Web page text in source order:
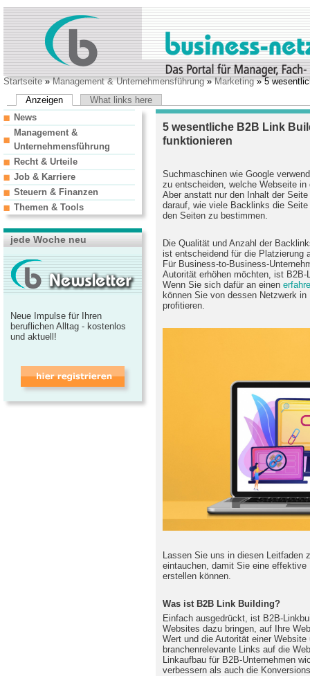
Startseite»Management & Unternehmensführung»Marketing» 5
Anzeigen
What links here
5 wesentliche B2B Link
funktionieren
Suchmaschinen wie Google
zu entscheiden, welche Webseite
Aber anstatt nur den Inhalt der
darauf, wie viele Backlinks die
den Seiten zu bestimmen.
Die Qualität und Anzahl der
ist entscheidend für die Platzierung
Für Business-to-Business-
Autorität erhöhen möchten, ist
Wenn Sie sich dafür an einen
können Sie von dessen Netzwerk
profitieren.
Lassen Sie uns in diesen Leitfaden
eintauchen, damit Sie eine
erstellen können.
Was ist B2B Link Building?
Einfach ausgedrückt, ist B2B-
Websites dazu bringen, auf Ihre
Wert und die Autorität einer
branchenrelevante Links auf die
Linkaufbau für B2B-Unternehmen
verbessern als auch die
News
Management &
Unternehmensführung
Recht & Urteile
Job & Karriere
Steuern & Finanzen
Themen & Tools
jede Woche neu
Neue Impulse für Ihren
beruflichen Alltag - kostenlos
und aktuell!